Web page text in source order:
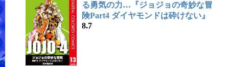
る勇気の力…『ジョジョの奇妙な冒
険Part4 ダイヤモンドは砕けない』
8.7